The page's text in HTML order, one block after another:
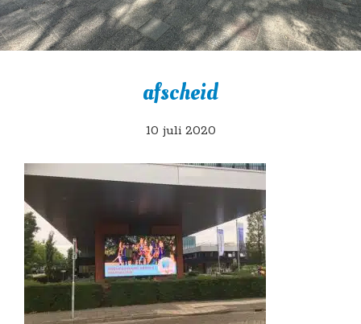
afscheid
10 juli 2020